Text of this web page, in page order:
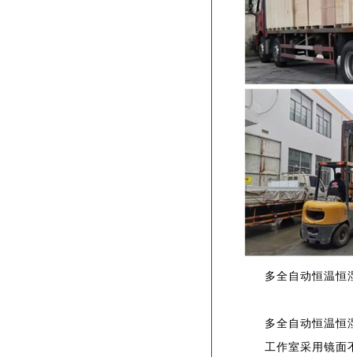
多全自动恒温
多全自动恒温
工作室采用镜面